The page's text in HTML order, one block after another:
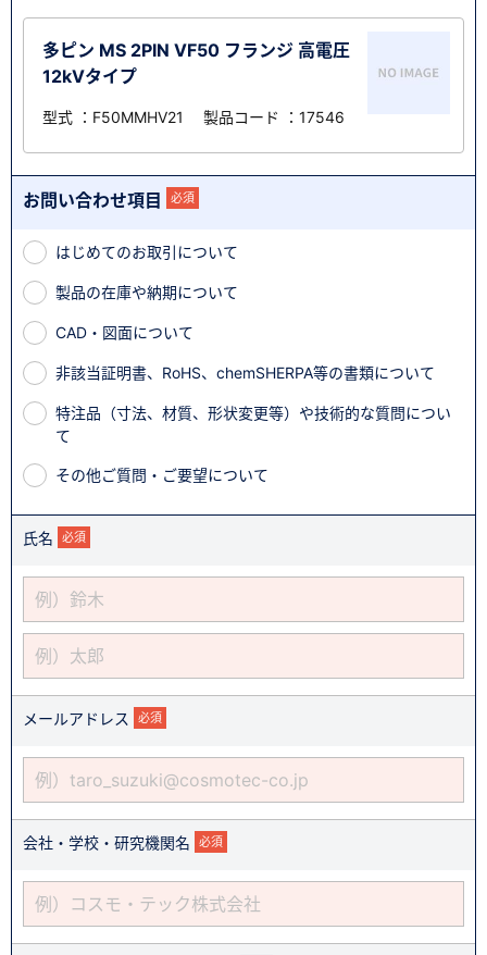
多ピン MS 2PIN VF50 フランジ 高電圧
12kVタイプ
型式 ：F50MMHV21 製品コード ：17546
お問い合わせ項目 必須
はじめてのお取引について
製品の在庫や納期について
CAD・図面について
非該当証明書、RoHS、chemSHERPA等の書類について
特注品（寸法、材質、形状変更等）や技術的な質問につい
て
その他ご質問・ご要望について
氏名 必須
メールアドレス 必須
会社・学校・研究機関名 必須